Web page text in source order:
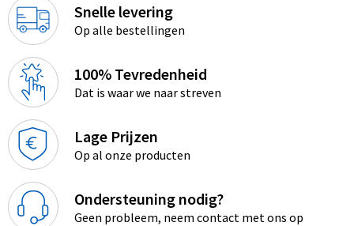
Snelle levering
Op alle bestellingen
100% Tevredenheid
Dat is waar we naar streven
Lage Prijzen
Op al onze producten
Ondersteuning nodig?
Geen probleem, neem contact met ons op